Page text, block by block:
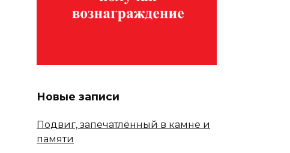
Новые записи
Подвиг, запечатлённый в камне и
памяти